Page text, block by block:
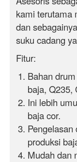
kami terutama
dan
suku cadang
Fitur:
Bahan
baja, Q235,
Ini lebih
baja cor.
produksi
Mudah dan